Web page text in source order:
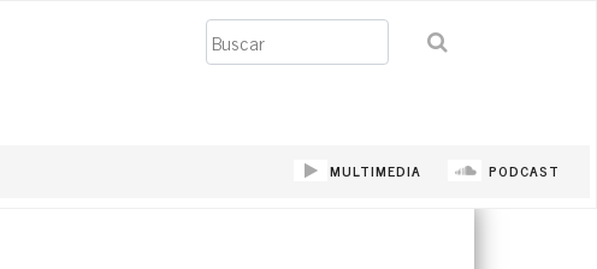
Buscar
MULTIMEDIA PODCAST